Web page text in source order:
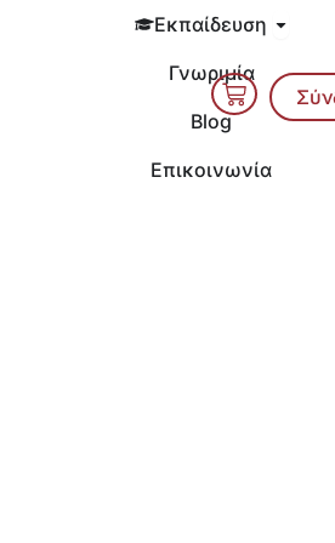
Εκπαίδευση Open
Γνωριμία
Blog
Επικοινωνία
Cart